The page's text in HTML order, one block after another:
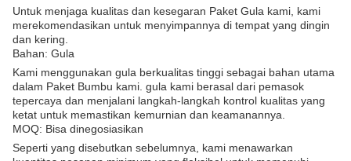
Untuk menjaga kualitas dan kesegaran Paket Gula kami, kami
merekomendasikan untuk menyimpannya di tempat yang dingin
dan kering.
Bahan: Gula
Kami menggunakan gula berkualitas tinggi sebagai bahan utama
dalam Paket Bumbu kami. gula kami berasal dari pemasok
tepercaya dan menjalani langkah-langkah kontrol kualitas yang
ketat untuk memastikan kemurnian dan keamanannya.
MOQ: Bisa dinegosiasikan
Seperti yang disebutkan sebelumnya, kami menawarkan